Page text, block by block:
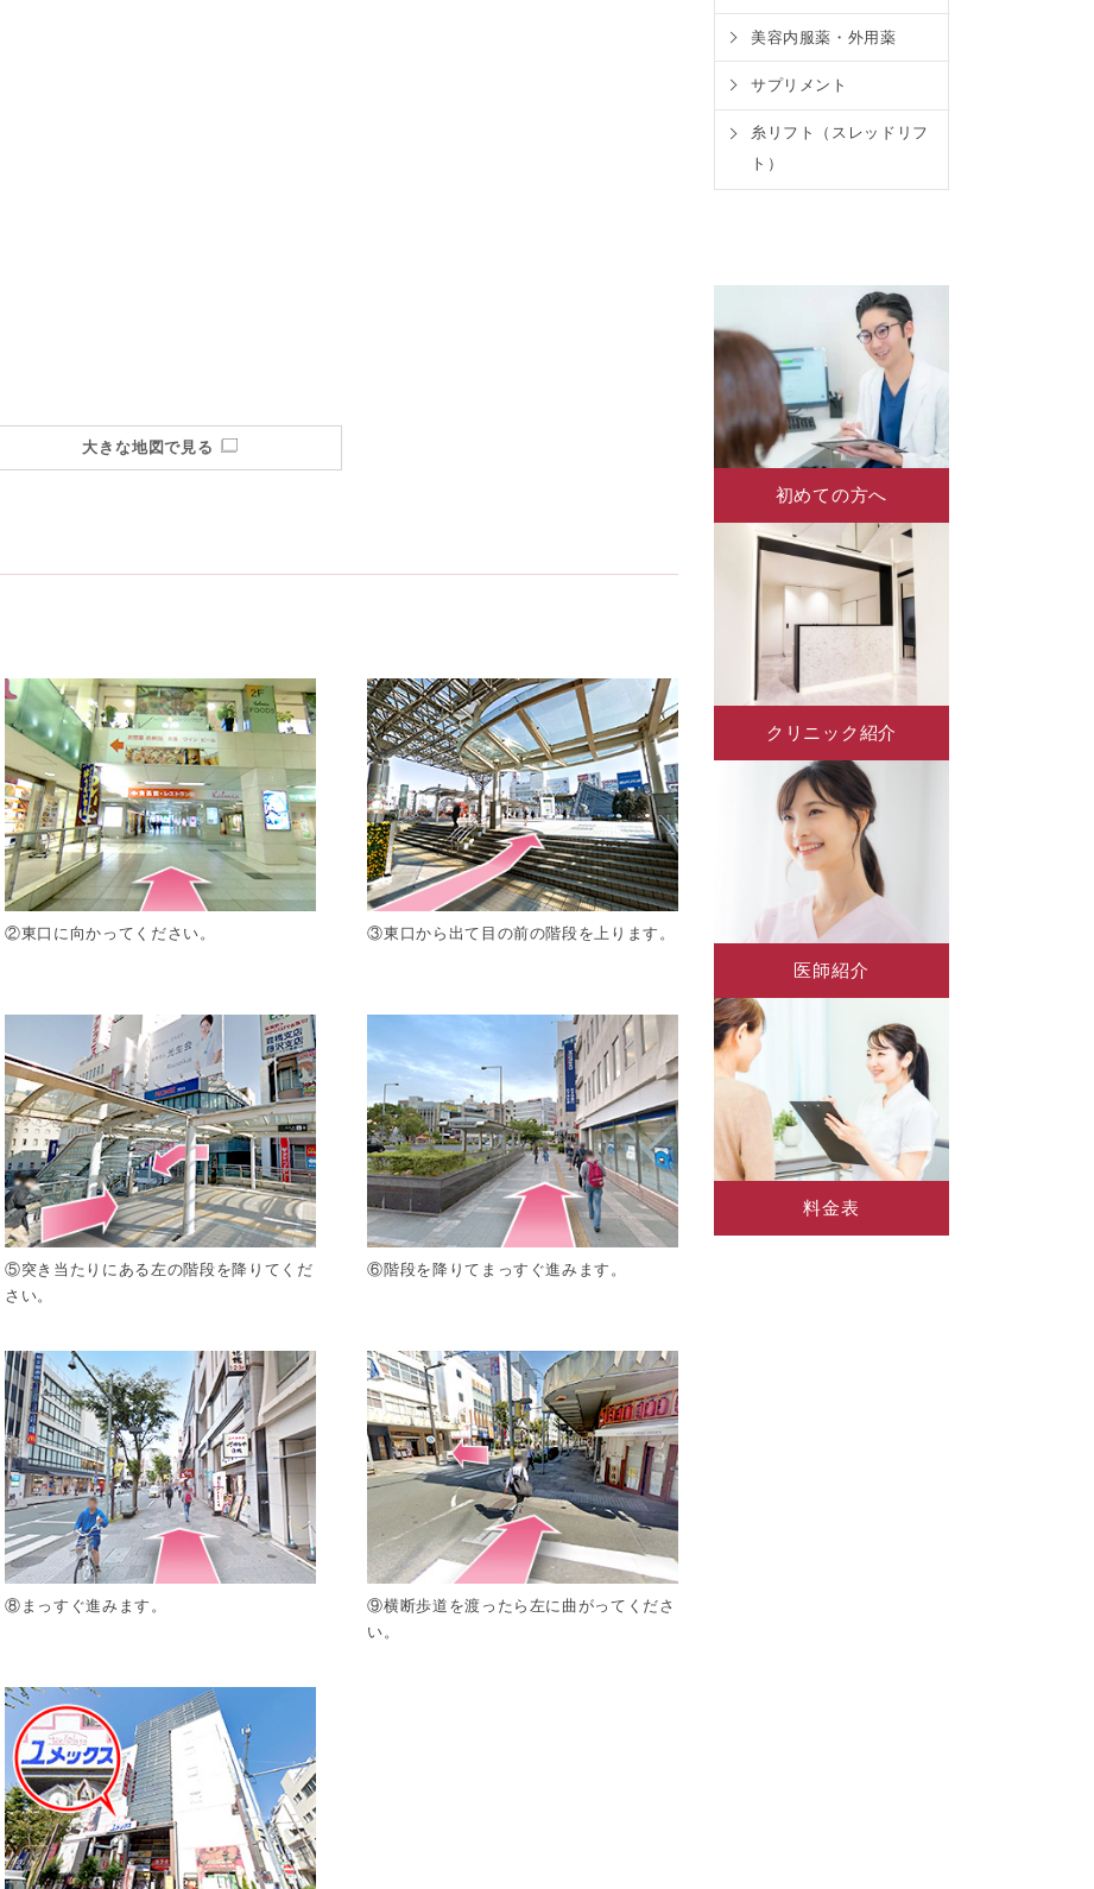
大きな地図で見る
②東口に向かってください。 ③東口から出て目の前の階段を上ります。
⑤突き当たりにある左の階段を降りてくだ
さい。
⑥階段を降りてまっすぐ進みます。
⑧まっすぐ進みます。
⑨横断歩道を渡ったら左に曲がってくださ
い。
美容内服薬・外用薬
サプリメント
糸リフト（スレッドリフ
ト）
初めての方へ
クリニック紹介
医師紹介
料金表